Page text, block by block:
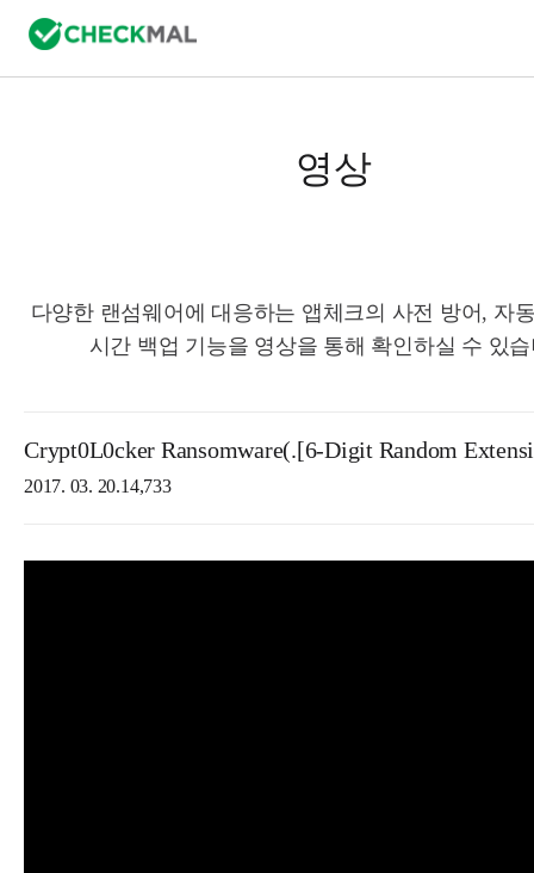
영상
다양한 랜섬웨어에 대응하는 앱체크의 사전 방어, 자
시간 백업 기능을 영상을 통해 확인하실 수 있
Crypt0L0cker Ransomware(.[6-Digit Random
2017. 03. 20.14,733